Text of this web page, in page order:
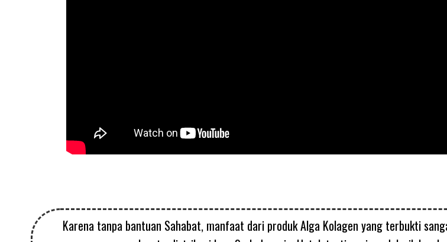
Karena tanpa bantuan Sahabat, manfaat dari produk Alga Kolagen yang terbukti